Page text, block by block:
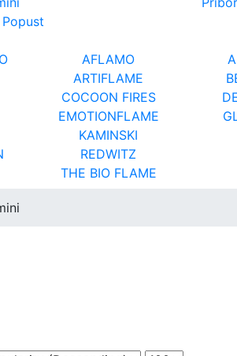
Popust
AFLAMO
ARTIFLAME
COCOON FIRES
EMOTIONFLAME
KAMINSKI
REDWITZ
THE BIO FLAME